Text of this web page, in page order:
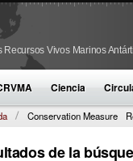
Vivos Marinos
Ciencia
Conservation Measure
de la